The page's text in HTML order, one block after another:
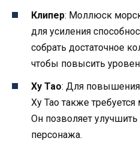
Клипер: Моллюск
для усиления
собрать достаточное
чтобы повысить
Ху Тао: Для
Ху Тао также
Он позволяет улучшить
персонажа.